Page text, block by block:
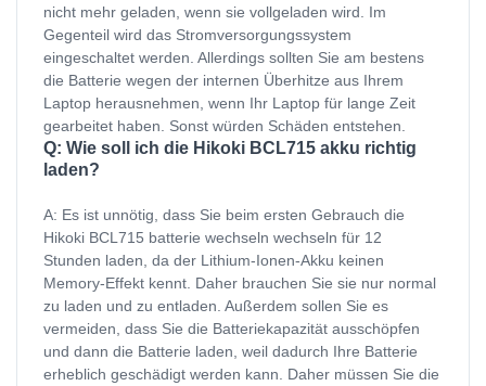
nicht mehr geladen, wenn sie vollgeladen wird. Im
Gegenteil wird das Stromversorgungssystem
eingeschaltet werden. Allerdings sollten Sie am bestens
die Batterie wegen der internen Überhitze aus Ihrem
Laptop herausnehmen, wenn Ihr Laptop für lange Zeit
gearbeitet haben. Sonst würden Schäden entstehen.
Q: Wie soll ich die Hikoki BCL715 akku richtig
laden?
A: Es ist unnötig, dass Sie beim ersten Gebrauch die
Hikoki BCL715 batterie wechseln wechseln für 12
Stunden laden, da der Lithium-Ionen-Akku keinen
Memory-Effekt kennt. Daher brauchen Sie sie nur normal
zu laden und zu entladen. Außerdem sollen Sie es
vermeiden, dass Sie die Batteriekapazität ausschöpfen
und dann die Batterie laden, weil dadurch Ihre Batterie
erheblich geschädigt werden kann. Daher müssen Sie die